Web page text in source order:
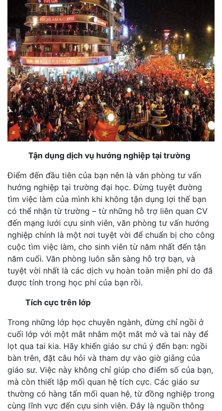
Tận dụng dịch vụ hướng nghiệp tại trường
Điểm đến đầu tiên của bạn nên là văn phòng tư vấn
hướng nghiệp tại trường đại học. Đừng tuyệt đường
tìm việc làm của mình khi không tận dụng lợi thế bạn
có thể nhận từ trường – từ những hỗ trợ liên quan CV
đến mạng lưới cựu sinh viên, văn phòng tư vấn hướng
nghiệp chính là một nơi tuyệt vời để chuẩn bị cho công
cuộc tìm việc làm, cho sinh viên từ năm nhất đến tận
năm cuối. Văn phòng luôn sẵn sàng hỗ trợ bạn, và
tuyệt vời nhất là các dịch vụ hoàn toàn miễn phí do đã
được tính trong học phí của bạn rồi.
Tích cực trên lớp
Trong những lớp học chuyên ngành, đừng chỉ ngồi ở
cuối lớp với một mắt nhắm một mắt mở và tai này để
lọt qua tai kia. Hãy khiến giáo sư chú ý đến bạn: ngồi
bàn trên, đặt câu hỏi và tham dự vào giờ giảng của
giáo sư. Việc này không chỉ giúp cho điểm số của bạn,
mà còn thiết lập mối quan hệ tích cực. Các giáo sư
thường có hàng tấn mối quan hệ, từ đồng nghiệp trong
cùng lĩnh vực đến cựu sinh viên. Đây là nguồn thông